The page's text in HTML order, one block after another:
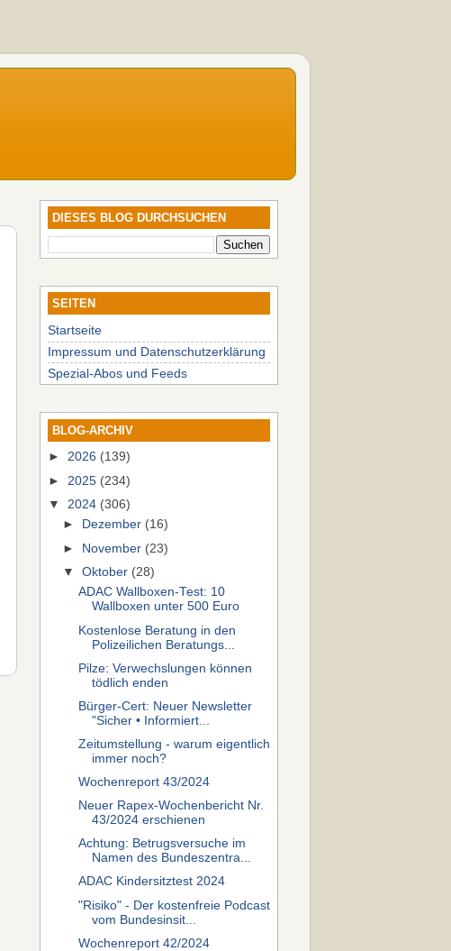
DIESES BLOG DURCHSUCHEN
SEITEN
Startseite
Impressum und Datenschutzerklärung
Spezial-Abos und Feeds
BLOG-ARCHIV
► 2026 (139)
► 2025 (234)
▼ 2024 (306)
►
Dezember (16)
► November (23)
▼Oktober (28)
ADAC Wallboxen-Test: 10
Wallboxen unter 500 Euro
Kostenlose Beratung in den
Polizeilichen Beratungs...
Pilze: Verwechslungen können
tödlich enden
Bürger-Cert: Neuer Newsletter
"Sicher • Informiert...
Zeitumstellung - warum eigentlich
immer noch?
Wochenreport 43/2024
Neuer Rapex-Wochenbericht Nr.
43/2024 erschienen
Achtung: Betrugsversuche im
Namen des Bundeszentra...
ADAC Kindersitztest 2024
"Risiko" - Der kostenfreie Podcast
vom Bundesinsit...
Wochenreport 42/2024